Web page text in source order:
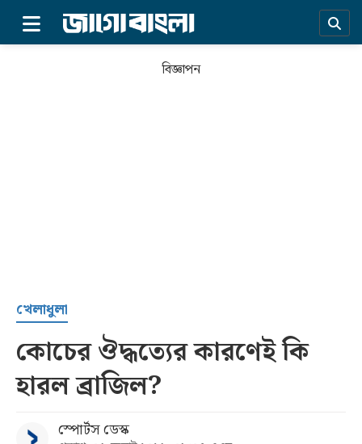
সর্বশেষ
বিভাগ
বিজ্ঞাপন
খেলাধুলা
কোচের ঔদ্ধত্যের কারণেই কি
হারল ব্রাজিল?
স্পোর্টস ডেস্ক